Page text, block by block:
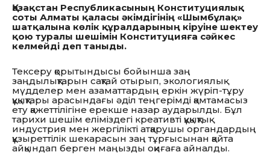
Қазақстан Республикасының Конституциялық
соты Алматы қаласы әкімдігінің «Шымбұлақ»
шатқалына көлік құралдарының кіруіне шектеу
қою туралы шешімін Конституцияға сәйкес
келмейді деп таныды.
Тексеру қорытындысы бойынша заң
заңдылықтарын сақтай отырып, экологиялық
мүдделер мен азаматтардың еркін жүріп-тұру
құқықтары арасындағы әділ теңгерімді қамтамасыз
ету қажеттілігіне ерекше назар аударылды. Бұл
тарихи шешім еліміздегі креативті құқықтық
индустрия мен жергілікті атқарушы органдардың
құзыреттілік шекарасын заң тұрғысынан қайта
айқындап берген маңызды оқиғаға айналды.